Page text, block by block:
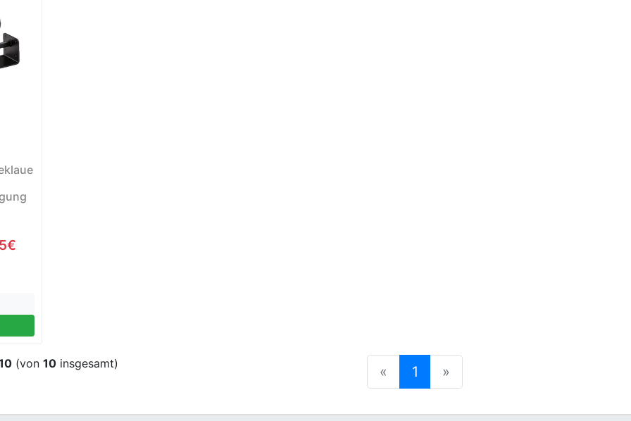
(von 10 insgesamt) « 1 (current)
»